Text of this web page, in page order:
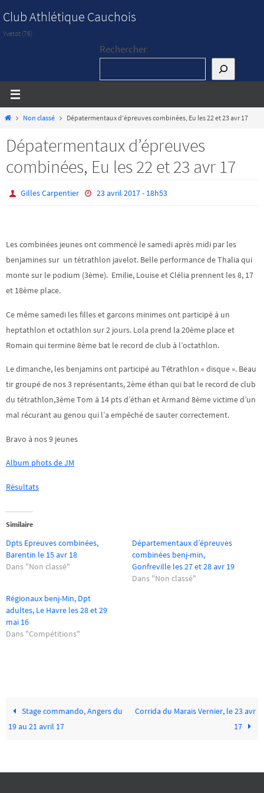
vers
le
Club Athlétique Cauchois
Yvetot (76)
Rechercher
HomeNon classé Dépatermentaux d’épreuves combinées, Eu les 22 et 23 avr 17
Dépatermentaux d’épreuves
combinées, Eu les 22 et 23 avr 17
Gilles Carpentier 23 avril 2017 - 18h53
Les combinées jeunes ont commencé le samedi après midi par les
benjamines sur un tétrathlon javelot. Belle performance de Thalia qui
monte sur le podium (3ème). Emilie, Louise et Clélia prennent les 8, 17
et 18ème place.
Ce même samedi les filles et garcons minimes ont participé à un
heptathlon et octathlon sur 2 jours. Lola prend la 20ème place et
Romain qui termine 8ème bat le record de club à l’octathlon.
Le dimanche, les benjamins ont participé au Tétrathlon « disque ». Beau
tir groupé de nos 3 représentants, 2ème éthan qui bat le record de club
du tétrathlon,3ème Tom à 14 pts d’éthan et Armand 8ème victime d’un
mal récurant au genou qui l’a empêché de sauter correctement.
Bravo à nos 9 jeunes
Album phots de JM
Résultats
Similaire
Dpts Epreuves combinées,
Barentin le 15 avr 18
Dans "Non classé"
Départementaux d’épreuves
combinées benj-min,
Gonfreville les 27 et 28 avr 19
Dans "Non classé"
Régionaux benj-Min, Dpt
adultes, Le Havre les 28 et 29
mai 16
Dans "Compétitions"
Stage commando, Angers du
19 au 21 avril 17
Corrida du Marais Vernier, le 23 avr
17